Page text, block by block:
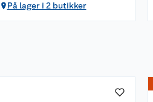
På lager i 2 butikker